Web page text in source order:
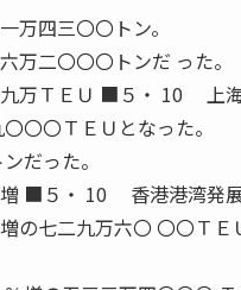
四三〇〇トン。
万二〇〇〇トンだ った。
万ＴＥＵ ■５・ 10 上
〇〇ＴＥＵとなった。
だった。
増 ■５・ 10 香港港湾発
の七二九万六〇 〇〇ＴＥ